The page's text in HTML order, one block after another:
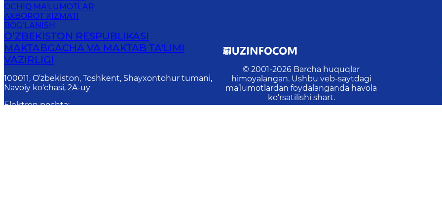
OCHIQ MA'LUMOTLAR
AXBOROT XIZMATI
BOG‘LANISH
O‘ZBEKISTON RESPUBLIKASI
MAKTABGACHA VA MAKTAB TAʼLIMI
VAZIRLIGI
100011, O‘zbekiston, Toshkent, Shayxontohur tumani,
Navoiy ko‘chasi, 2A-uy
Elektron pochta:
© 2001-2026 Barcha huquqlar
himoyalangan. Ushbu veb-saytdagi
ma’lumotlardan foydalanganda havola
ko‘rsatilishi shart.